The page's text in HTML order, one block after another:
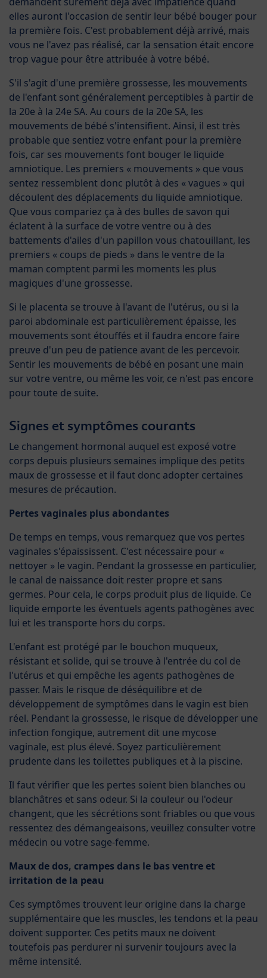
elles auront l'occasion de sentir leur bébé bouger pour
la première fois. C'est probablement déjà arrivé, mais
vous ne l'avez pas réalisé, car la sensation était encore
trop vague pour être attribuée à votre bébé.
S'il s'agit d'une première grossesse, les mouvements
de l'enfant sont généralement perceptibles à partir de
la 20e à la 24e SA. Au cours de la 20e SA, les
mouvements de bébé s'intensifient. Ainsi, il est très
probable que sentiez votre enfant pour la première
fois, car ses mouvements font bouger le liquide
amniotique. Les premiers « mouvements » que vous
sentez ressemblent donc plutôt à des « vagues » qui
découlent des déplacements du liquide amniotique.
Que vous compariez ça à des bulles de savon qui
éclatent à la surface de votre ventre ou à des
battements d'ailes d'un papillon vous chatouillant, les
premiers « coups de pieds » dans le ventre de la
maman comptent parmi les moments les plus
magiques d'une grossesse.
Si le placenta se trouve à l'avant de l'utérus, ou si la
paroi abdominale est particulièrement épaisse, les
mouvements sont étouffés et il faudra encore faire
preuve d'un peu de patience avant de les percevoir.
Sentir les mouvements de bébé en posant une main
sur votre ventre, ou même les voir, ce n'est pas encore
pour toute de suite.
Signes et symptômes courants
Le changement hormonal auquel est exposé votre
corps depuis plusieurs semaines implique des petits
maux de grossesse et il faut donc adopter certaines
mesures de précaution.
Pertes vaginales plus abondantes
De temps en temps, vous remarquez que vos pertes
vaginales s'épaississent. C'est nécessaire pour «
nettoyer » le vagin. Pendant la grossesse en particulier,
le canal de naissance doit rester propre et sans
germes. Pour cela, le corps produit plus de liquide. Ce
liquide emporte les éventuels agents pathogènes avec
lui et les transporte hors du corps.
L'enfant est protégé par le bouchon muqueux,
résistant et solide, qui se trouve à l'entrée du col de
l'utérus et qui empêche les agents pathogènes de
passer. Mais le risque de déséquilibre et de
développement de symptômes dans le vagin est bien
réel. Pendant la grossesse, le risque de développer une
infection fongique, autrement dit une mycose
vaginale, est plus élevé. Soyez particulièrement
prudente dans les toilettes publiques et à la piscine.
Il faut vérifier que les pertes soient bien blanches ou
blanchâtres et sans odeur. Si la couleur ou l'odeur
changent, que les sécrétions sont friables ou que vous
ressentez des démangeaisons, veuillez consulter votre
médecin ou votre sage-femme.
Maux de dos, crampes dans le bas ventre et
irritation de la peau
Ces symptômes trouvent leur origine dans la charge
supplémentaire que les muscles, les tendons et la peau
doivent supporter. Ces petits maux ne doivent
toutefois pas perdurer ni survenir toujours avec la
même intensité.